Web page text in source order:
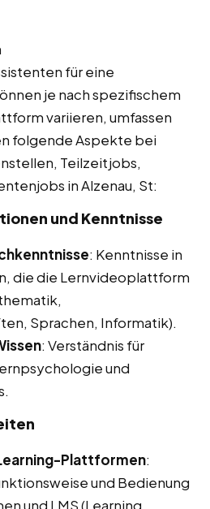
für eine
je nach spezifischem
variieren, umfassen
folgende Aspekte bei
Teilzeitjobs,
in Alzenau, St:
und Kenntnisse
: Kenntnisse in
die die Lernvideoplattform
Sprachen, Informatik).
: Verständnis für
und
Plattformen:
und Bedienung
und LMS (Learning